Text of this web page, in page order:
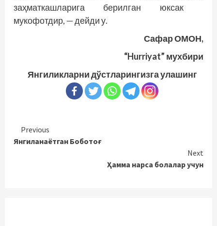
заҳматкашларига берилган юксак
мукофотдир, — дейди у.
Сафар ОМОН,
“Hurriyat” мухбири
Янгиликларни дўстларингизга улашинг
Continue
Reading
Previous
Янгиланаётган Боботоғ
Next
Ҳамма нарса болалар учун